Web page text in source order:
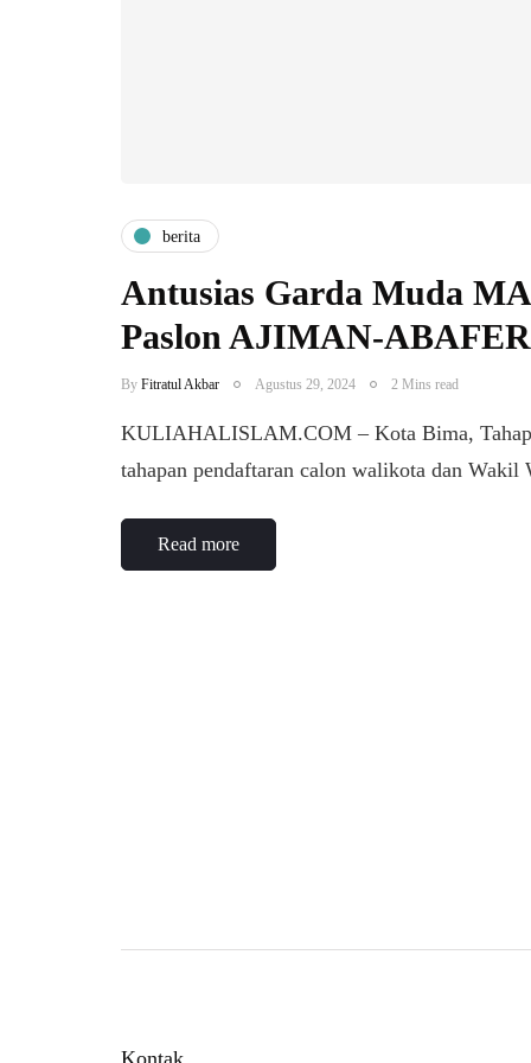
berita
Antusias Garda Muda
Paslon AJIMAN-
By Fitratul Akbar Agustus 29, 2024 2 Mins read
KULIAHALISLAM.COM – Kota Bima,
tahapan pendaftaran calon walikota dan
Read more